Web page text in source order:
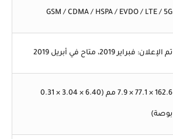
GSM / CDMA / HSPA / EVDO / LTE / 5G
تم الإعلان: فبراير 2019، متاح في أبريل 2019
162.6 × 77.1 × 7.9 مم (6.40 × 3.04 × 0.31
بوصة)